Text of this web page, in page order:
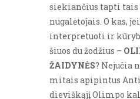
siekiančius tapti
nugalėtojais. O kas,
interpretuoti ir
šiuos du žodžius –
ŽAIDYNĖS? Nejučia
mitais apipintus
dieviškąjį Olimpo